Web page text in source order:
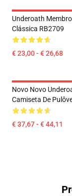
Underoath
Clássica RB2709
€ 23,00 - € 26,68
Novo Novo
Camiseta De
€ 37,67 - € 44,11